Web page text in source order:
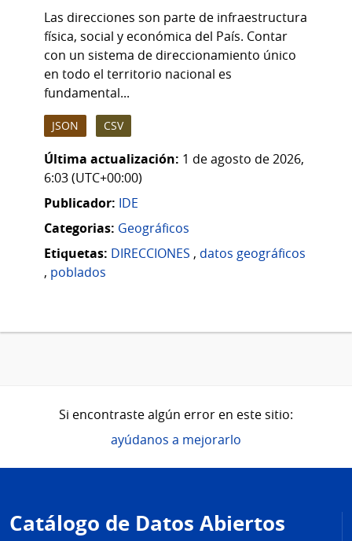
Las direcciones son parte de infraestructura
física, social y económica del País. Contar
con un sistema de direccionamiento único
en todo el territorio nacional es
fundamental...
JSON CSV
Última actualización: 1 de agosto de 2026,
6:03 (UTC+00:00)
Publicador: IDE
Categorias: Geográficos
Etiquetas: DIRECCIONES , datos geográficos
, poblados
Si encontraste algún error en este sitio:
ayúdanos a mejorarlo
deCatálogo de Datos Abiertos